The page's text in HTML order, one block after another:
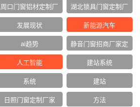
家
家
周口门窗铝材定制厂
家
湖北锁具门窗定制厂
家
发展现状
新能源汽车
ai趋势
静音门窗招商厂家定
制
人工智能
建站系统
系统
建站
日照门窗定制厂家
方法